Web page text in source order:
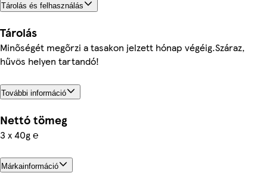
Tárolás és felhasználás
Tárolás
Minőségét megőrzi a tasakon jelzett hónap végéig.Száraz,
hűvös helyen tartandó!
További információ
Nettó tömeg
3 x 40g ℮
Márkainformáció